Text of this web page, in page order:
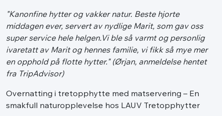
"Kanonfine hytter og vakker natur. Beste hjorte
middagen ever, servert av nydlige Marit, som gav oss
super service hele helgen.Vi ble så varmt og personlig
ivaretatt av Marit og hennes familie, vi fikk så mye mer
en opphold på flotte hytter." (Ørjan, anmeldelse hentet
fra TripAdvisor)
Overnatting i tretopphytte med matservering – En
smakfull naturopplevelse hos LAUV Tretopphytter